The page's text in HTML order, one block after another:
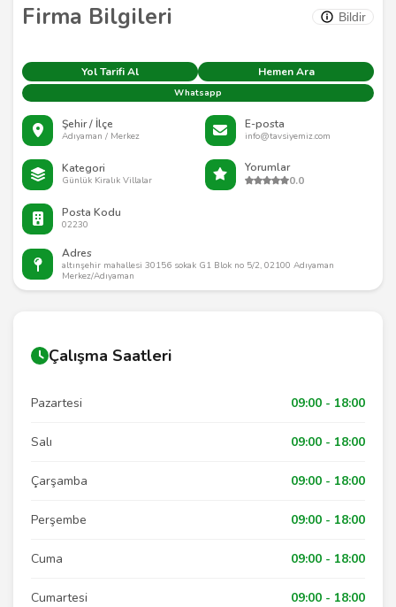
Firma Bilgileri Bildir
Yol Tarifi Al Hemen Ara
Whatsapp
Şehir / İlçe
Adıyaman / Merkez
E-posta
info@tavsiyemiz.com
Kategori
Günlük Kiralık Villalar
Yorumlar
0.0
Posta Kodu
02230
Adres
altınşehir mahallesi 30156 sokak G1 Blok no 5/2, 02100 Adıyaman
Merkez/Adıyaman
Çalışma Saatleri
Pazartesi 09:00 - 18:00
Salı 09:00 - 18:00
Çarşamba 09:00 - 18:00
Perşembe 09:00 - 18:00
Cuma 09:00 - 18:00
Cumartesi 09:00 - 18:00